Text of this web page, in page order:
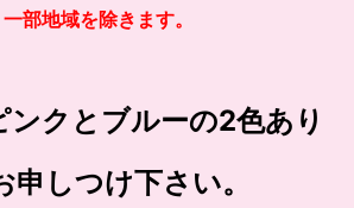
部地域を除きます。
クとブルーの2色あり
しつけ下さい。